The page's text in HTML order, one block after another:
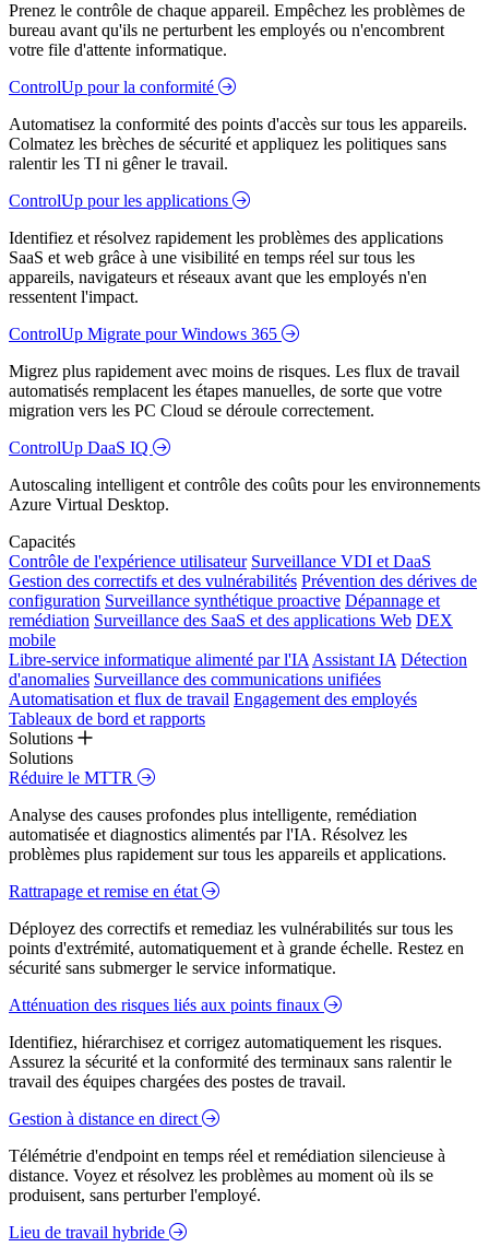
Prenez le contrôle de chaque appareil. Empêchez les problèmes de
bureau avant qu'ils ne perturbent les employés ou n'encombrent
votre file d'attente informatique.
ControlUp pour la conformité
Automatisez la conformité des points d'accès sur tous les appareils.
Colmatez les brèches de sécurité et appliquez les politiques sans
ralentir les TI ni gêner le travail.
ControlUp pour les applications
Identifiez et résolvez rapidement les problèmes des applications
SaaS et web grâce à une visibilité en temps réel sur tous les
appareils, navigateurs et réseaux avant que les employés n'en
ressentent l'impact.
ControlUp Migrate pour Windows 365
Migrez plus rapidement avec moins de risques. Les flux de travail
automatisés remplacent les étapes manuelles, de sorte que votre
migration vers les PC Cloud se déroule correctement.
ControlUp DaaS IQ
Autoscaling intelligent et contrôle des coûts pour les environnements
Azure Virtual Desktop.
Capacités
Contrôle de l'expérience utilisateur Surveillance VDI et DaaS
Gestion des correctifs et des vulnérabilités Prévention des dérives de
configuration Surveillance synthétique proactive Dépannage et
remédiation Surveillance des SaaS et des applications Web DEX
mobile
Libre-service informatique alimenté par l'IA Assistant IA Détection
d'anomalies Surveillance des communications unifiées
Automatisation et flux de travail Engagement des employés
Tableaux de bord et rapports
Solutions
Solutions
Réduire le MTTR
Analyse des causes profondes plus intelligente, remédiation
automatisée et diagnostics alimentés par l'IA. Résolvez les
problèmes plus rapidement sur tous les appareils et applications.
Rattrapage et remise en état
Déployez des correctifs et remediaz les vulnérabilités sur tous les
points d'extrémité, automatiquement et à grande échelle. Restez en
sécurité sans submerger le service informatique.
Atténuation des risques liés aux points finaux
Identifiez, hiérarchisez et corrigez automatiquement les risques.
Assurez la sécurité et la conformité des terminaux sans ralentir le
travail des équipes chargées des postes de travail.
Gestion à distance en direct
Télémétrie d'endpoint en temps réel et remédiation silencieuse à
distance. Voyez et résolvez les problèmes au moment où ils se
produisent, sans perturber l'employé.
Lieu de travail hybride